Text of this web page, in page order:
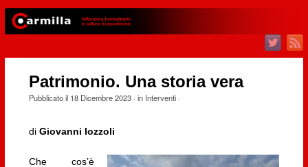
Patrimonio. Una storia vera
Pubblicato il 18 Dicembre 2023· in Interventi·
di Giovanni Iozzoli
Che cos’è